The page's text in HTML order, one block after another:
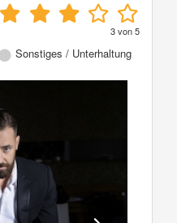
3von5
Sonstiges / Unterhaltung